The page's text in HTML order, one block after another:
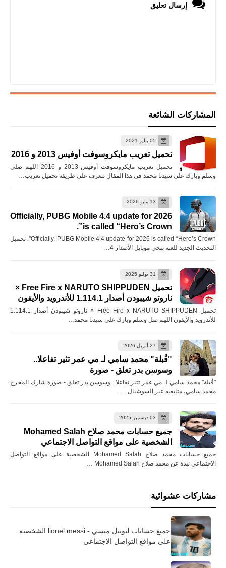
إرسال تعليق
المشاركات الشائعة
05 يناير 2021
تحميل تعريب مايكروسوفت أوفيس 2013 و 2016
تحميل تعريب مايكروسوفت أوفيس 2013 و 2016 اللهم صلى
وسلم وبارك على سيدنا محمد فى هذا المقال نتعرف على طريقة تحميل تعريب…
13 مايو 2026
Officially, PUBG Mobile 4.4 update for 2026
is called “Hero’s Crown”.
Officially, PUBG Mobile 4.4 update for 2026 is called “Hero’s Crown”. تحميل
التحديث الجديد للعبة ببجي موبايل الأصدار 4…
31 يوليو 2025
تحميل Free Fire x NARUTO SHIPPUDEN ×
ناروتو شيبودن أصدار 1.114.1 للأندرويد والأيفون
تحميل Free Fire x NARUTO SHIPPUDEN × ناروتو شيبودن أصدار 1.114.1
للأندرويد والأيفون اللهم صل وسلم وبارك على سيدنا محمد…
27 أبريل 2026
"قُبلة" محمد سامي لـ مي عمر تثير تفاعلا..
وسوسن بدر تعلق - صورة
"قُبلة" محمد سامي لـ مي عمر تثير تفاعلا.. وسوسن بدر تعلق - صورة شارك المخرج
محمد سامي، متابعيه عبر السوشيال …
03 ديسمبر 2025
جميع حسابات محمد صلاح Mohamed Salah
الشخصية على مواقع التواصل الاجتماعي
جميع حسابات محمد صلاح Mohamed Salah الشخصية على مواقع التواصل
الاجتماعي نبذة عن محمد صلاح Mohamed Salah …
مشاركات عشوائية
جميع حسابات ليونيل ميسي - lionel messi الشخصية
على مواقع التواصل الاجتماعي